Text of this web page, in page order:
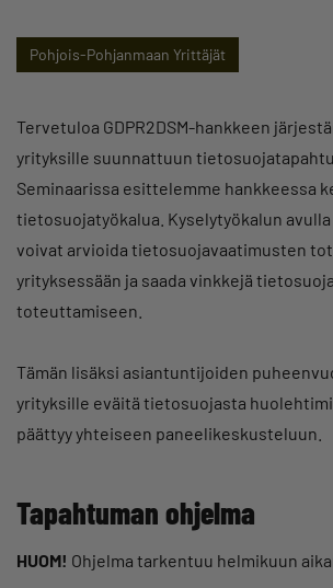
Pohjois-Pohjanmaan Yrittäjät
Tervetuloa GDPR2DSM-hankkeen
yrityksille suunnattuun
Seminaarissa esittelemme hankkeessa
tietosuojatyökalua. Kyselytyökalun
voivat arvioida tietosuojavaatimusten
yrityksessään ja saada vinkkejä
toteuttamiseen.
Tämän lisäksi asiantuntijoiden
yrityksille eväitä tietosuojasta
päättyy yhteiseen paneelikeskusteluun.
Tapahtuman ohjelma
HUOM! Ohjelma tarkentuu helmikuun